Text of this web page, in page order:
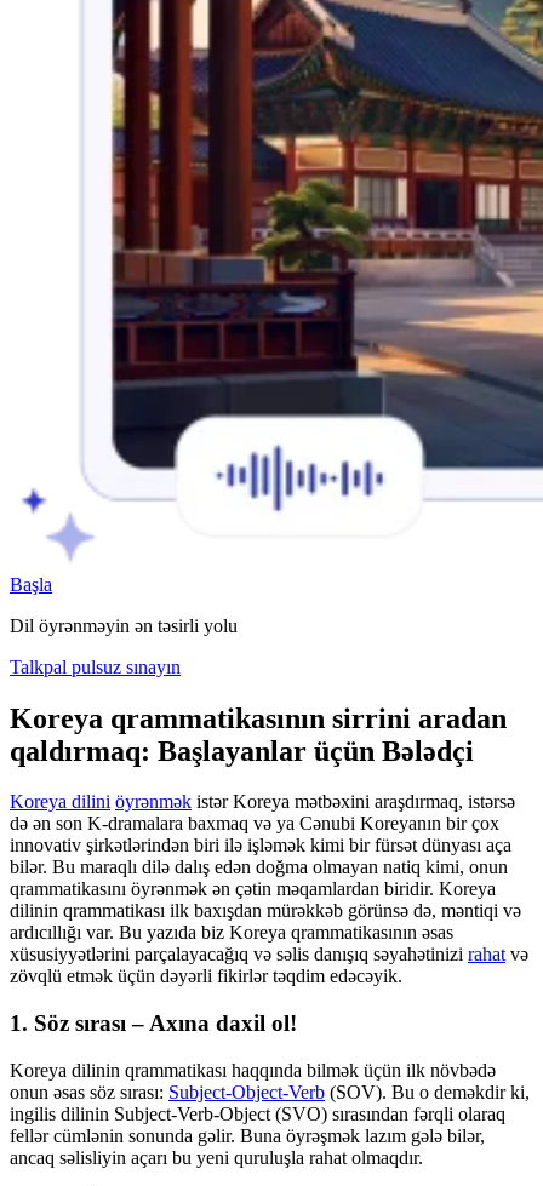
Başla
Dil öyrənməyin ən təsirli yolu
Talkpal pulsuz sınayın
Koreya qrammatikasının sirrini aradan
qaldırmaq: Başlayanlar üçün Bələdçi
Koreya dilini öyrənmək istər Koreya mətbəxini araşdırmaq, istərsə
də ən son K-dramalara baxmaq və ya Cənubi Koreyanın bir çox
innovativ şirkətlərindən biri ilə işləmək kimi bir fürsət dünyası aça
bilər. Bu maraqlı dilə dalış edən doğma olmayan natiq kimi, onun
qrammatikasını öyrənmək ən çətin məqamlardan biridir. Koreya
dilinin qrammatikası ilk baxışdan mürəkkəb görünsə də, məntiqi və
ardıcıllığı var. Bu yazıda biz Koreya qrammatikasının əsas
xüsusiyyətlərini parçalayacağıq və səlis danışıq səyahətinizi rahatvə
zövqlü etmək üçün dəyərli fikirlər təqdim edəcəyik.
1. Söz sırası – Axına daxil ol!
Koreya dilinin qrammatikası haqqında bilmək üçün ilk növbədə
onun əsas söz sırası: Subject-Object-Verb (SOV). Bu o deməkdir ki,
ingilis dilinin Subject-Verb-Object (SVO) sırasından fərqli olaraq
fellər cümlənin sonunda gəlir. Buna öyrəşmək lazım gələ bilər,
ancaq səlisliyin açarı bu yeni quruluşla rahat olmaqdır.